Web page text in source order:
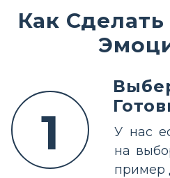
Как
1
У нас
на
пример